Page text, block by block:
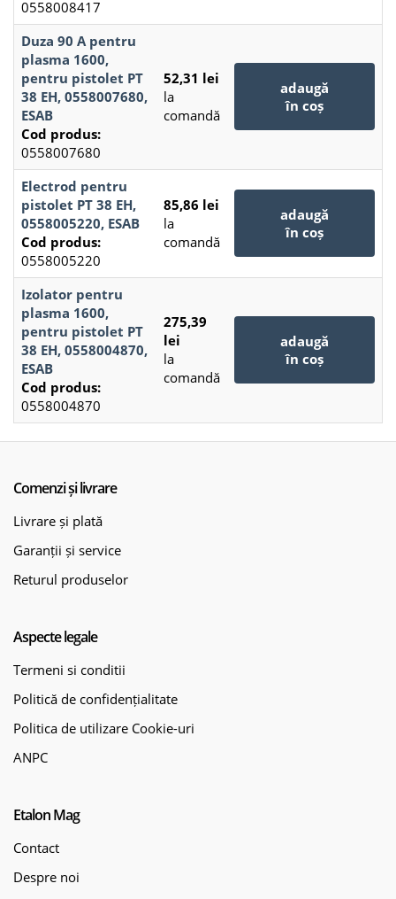
0558008417
Duza 90 A pentru
plasma 1600,
pentru pistolet PT
38 EH, 0558007680,
ESAB
Cod produs:
0558007680
52,31 lei
la
comandă
adaugă
în coș
Electrod pentru
pistolet PT 38 EH,
0558005220, ESAB
Cod produs:
0558005220
85,86 lei
la
comandă
adaugă
în coș
Izolator pentru
plasma 1600,
pentru pistolet PT
38 EH, 0558004870,
ESAB
Cod produs:
0558004870
275,39
lei
la
comandă
adaugă
în coș
Comenzi și livrare
Livrare și plată
Garanții și service
Returul produselor
Aspecte legale
Termeni si conditii
Politică de confidențialitate
Politica de utilizare Cookie-uri
ANPC
Etalon Mag
Contact
Despre noi